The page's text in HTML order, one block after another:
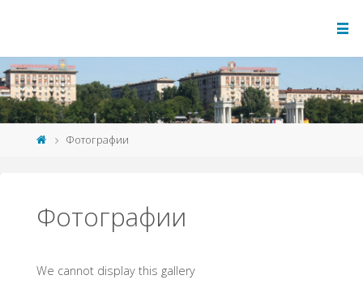
Фотографии
Фотографии
We cannot display this gallery